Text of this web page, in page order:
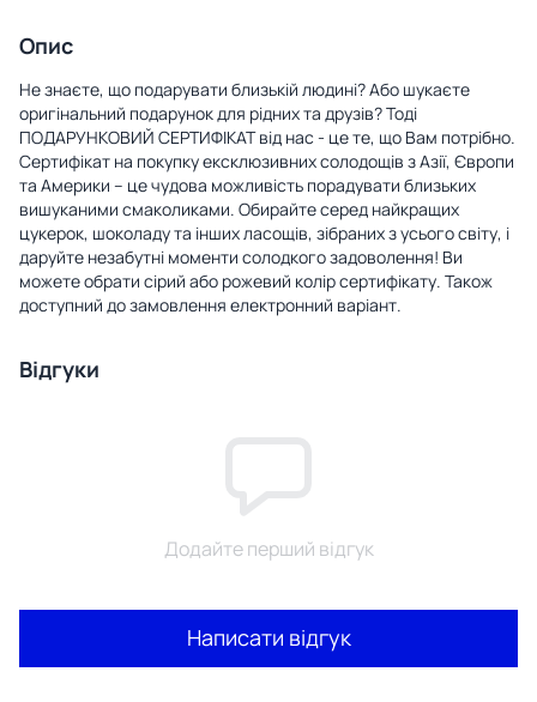
Опис
Не знаєте, що подарувати близькій людині? Або шукаєте
оригінальний подарунок для рідних та друзів? Тоді
ПОДАРУНКОВИЙ СЕРТИФІКАТ від нас - це те, що Вам потрібно.
Сертифікат на покупку ексклюзивних солодощів з Азії, Європи
та Америки – це чудова можливість порадувати близьких
вишуканими смаколиками. Обирайте серед найкращих
цукерок, шоколаду та інших ласощів, зібраних з усього світу, і
даруйте незабутні моменти солодкого задоволення! Ви
можете обрати сірий або рожевий колір сертифікату. Також
доступний до замовлення електронний варіант.
Відгуки
Додайте перший відгук
Написати відгук